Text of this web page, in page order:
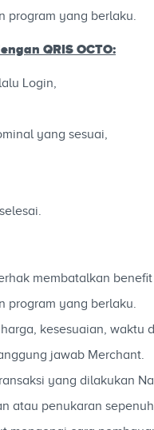
program yang berlaku.
QRIS OCTO:
Login,
yang sesuai,
membatalkan
program yang berlaku.
kesesuaian,
jawab Merchant.
yang dilakukan
atau penukaran